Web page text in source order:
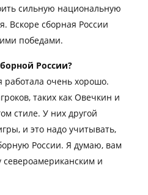
сильную национальную
Вскоре сборная России
победами.
России?
работала очень хорошо.
таких как Овечкин и
стиле. У них другой
и это надо учитывать,
России. Я думаю, вам
и